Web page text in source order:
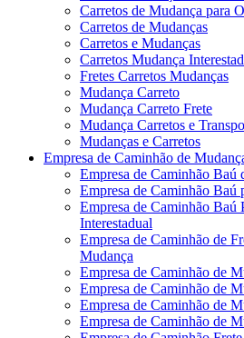
Carretos de Mudança para
Carretos de Mudanças
Carretos e Mudanças
Carretos Mudança
Fretes Carretos Mudanças
Mudança Carreto
Mudança Carreto Frete
Mudança Carretos e
Mudanças e Carretos
Empresa de Caminhão de
Empresa de Caminhão Baú
Empresa de Caminhão Baú
Empresa de Caminhão Baú
Interestadual
Empresa de Caminhão de
Mudança
Empresa de Caminhão de
Empresa de Caminhão de
Empresa de Caminhão de
Empresa de Caminhão de